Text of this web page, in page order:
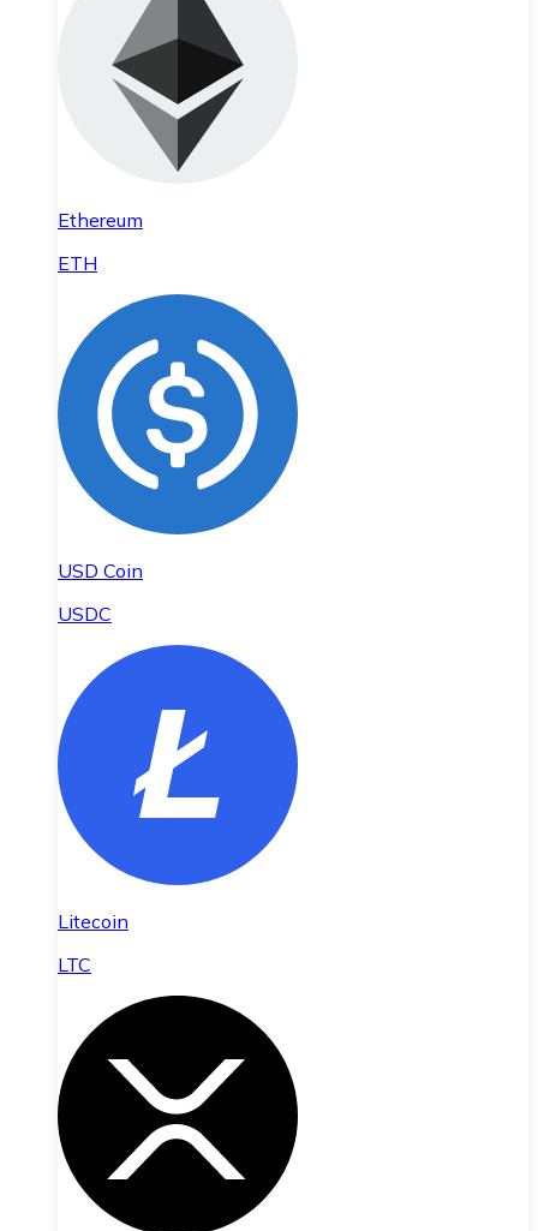
Ethereum
ETH
USD Coin
USDC
Litecoin
LTC